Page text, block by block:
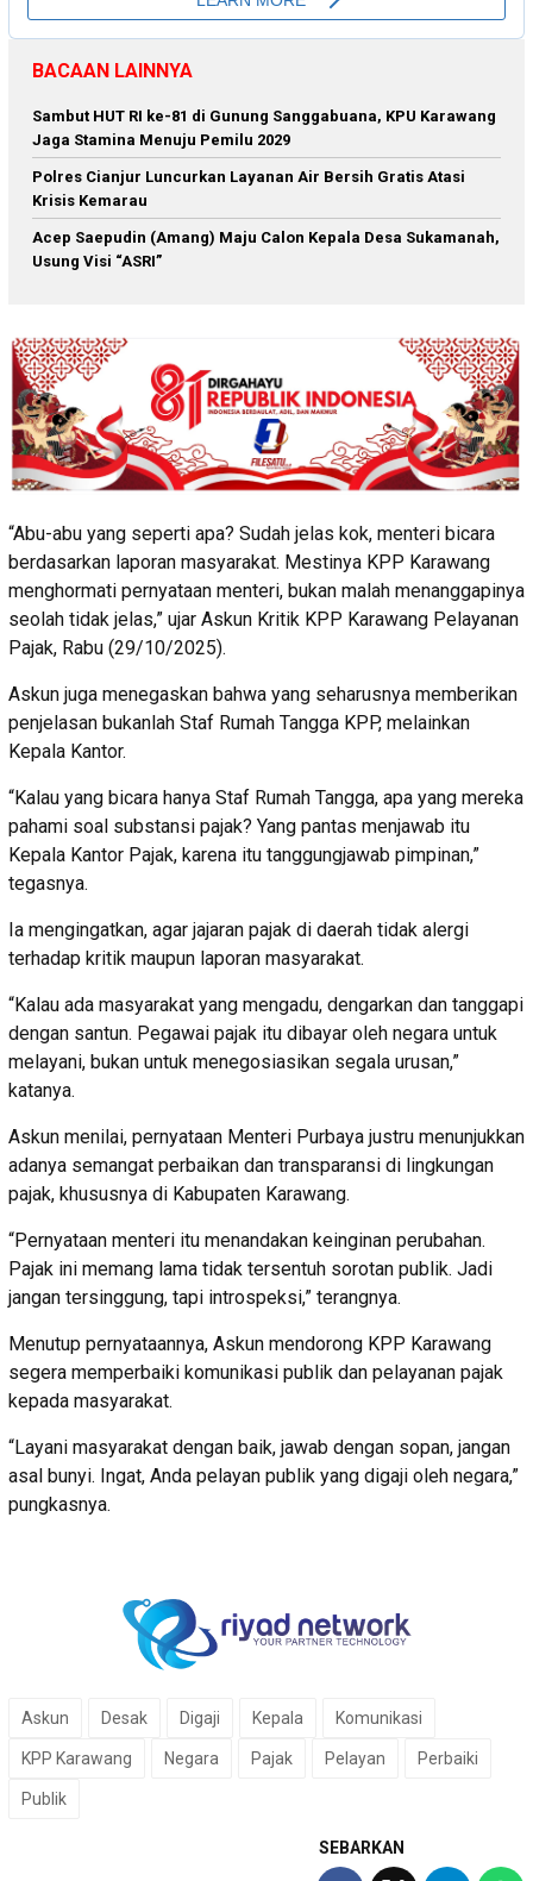
BACAAN LAINNYA
Sambut HUT RI ke-81 di Gunung Sanggabuana, KPU Karawang
Jaga Stamina Menuju Pemilu 2029
Polres Cianjur Luncurkan Layanan Air Bersih Gratis Atasi
Krisis Kemarau
Acep Saepudin (Amang) Maju Calon Kepala Desa Sukamanah,
Usung Visi “ASRI”
“Abu-abu yang seperti apa? Sudah jelas kok, menteri bicara
berdasarkan laporan masyarakat. Mestinya KPP Karawang
menghormati pernyataan menteri, bukan malah menanggapinya
seolah tidak jelas,” ujar Askun Kritik KPP Karawang Pelayanan
Pajak, Rabu (29/10/2025).
Askun juga menegaskan bahwa yang seharusnya memberikan
penjelasan bukanlah Staf Rumah Tangga KPP, melainkan
Kepala Kantor.
“Kalau yang bicara hanya Staf Rumah Tangga, apa yang mereka
pahami soal substansi pajak? Yang pantas menjawab itu
Kepala Kantor Pajak, karena itu tanggungjawab pimpinan,”
tegasnya.
Ia mengingatkan, agar jajaran pajak di daerah tidak alergi
terhadap kritik maupun laporan masyarakat.
“Kalau ada masyarakat yang mengadu, dengarkan dan tanggapi
dengan santun. Pegawai pajak itu dibayar oleh negara untuk
melayani, bukan untuk menegosiasikan segala urusan,”
katanya.
Askun menilai, pernyataan Menteri Purbaya justru menunjukkan
adanya semangat perbaikan dan transparansi di lingkungan
pajak, khususnya di Kabupaten Karawang.
“Pernyataan menteri itu menandakan keinginan perubahan.
Pajak ini memang lama tidak tersentuh sorotan publik. Jadi
jangan tersinggung, tapi introspeksi,” terangnya.
Menutup pernyataannya, Askun mendorong KPP Karawang
segera memperbaiki komunikasi publik dan pelayanan pajak
kepada masyarakat.
“Layani masyarakat dengan baik, jawab dengan sopan, jangan
asal bunyi. Ingat, Anda pelayan publik yang digaji oleh negara,”
pungkasnya.
Askun Desak Digaji Kepala Komunikasi
KPP Karawang Negara Pajak Pelayan Perbaiki
Publik
SEBARKAN